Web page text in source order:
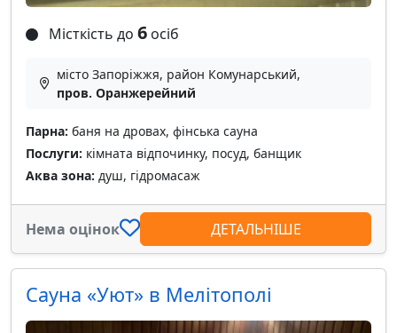
Місткість до 6 осіб
місто Запоріжжя, район Комунарський,
пров. Оранжерейний
Парна: баня на дровах, фінська сауна
Послуги: кімната відпочинку, посуд, банщик
Аква зона: душ, гідромасаж
Нема оцінок ДЕТАЛЬНІШЕ
Сауна «Уют» в Мелітополі